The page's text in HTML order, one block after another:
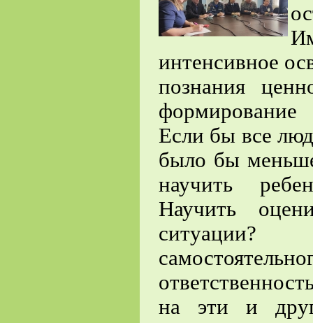
интенсивное
познания
Если бы все
было бы
научить
Научить
на эти и